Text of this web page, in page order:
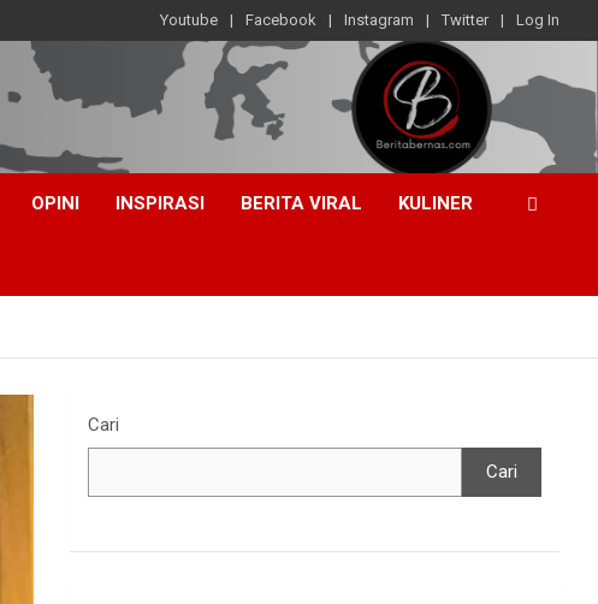
Youtube Facebook Instagram Twitter Log In
OPINI INSPIRASI BERITA VIRAL KULINER
Cari
Cari